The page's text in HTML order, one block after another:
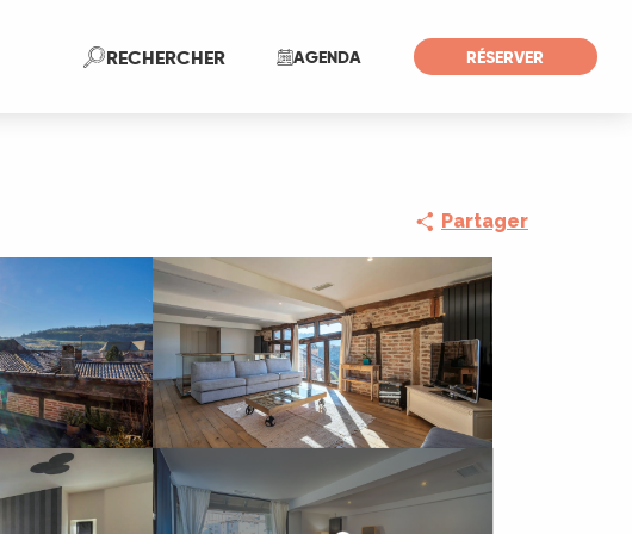
AGENDA RÉSERVER
RECHERCHERRecherche
Partager